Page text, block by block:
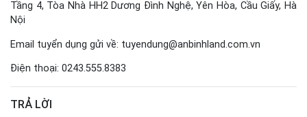
Tầng 4, Tòa Nhà HH2 Dương Đình Nghệ, Yên Hòa, Cầu Giấy, Hà
Nội
Email tuyển dụng gửi về: tuyendung@anbinhland.com.vn
Điện thoại: 0243.555.8383
TRẢ LỜI